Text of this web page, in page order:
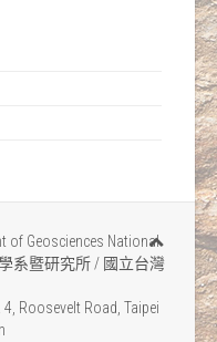
of Geosciences National
系暨研究所 / 國立台灣
Roosevelt Road, Taipei